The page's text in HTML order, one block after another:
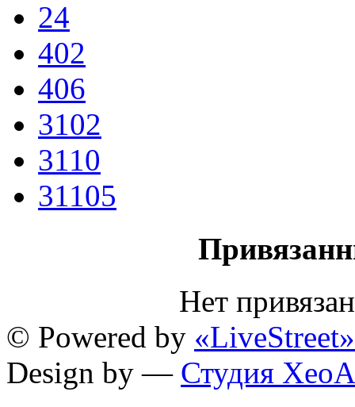
24
402
406
3102
3110
31105
Нет
© Powered by «LiveStreet»
Design by — Студия